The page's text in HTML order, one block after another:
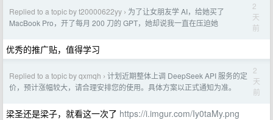
Replied to a topic by t20000622yy › 为了让女朋友学 AI，给她买了
MacBook Pro，开了每月 200 刀的 GPT，她却说我一直在压迫她
2
天
前
优秀的推广贴，值得学习
Replied to a topic by qxmqh › 计划近期整体上调 DeepSeek API 服务的定
价，预计涨幅较大，请合理安排您的使用。具体方案以正式通知为准。
2
天
前
梁圣还是梁子，就看这一次了 https://i.imgur.com/Iy0taMy.png